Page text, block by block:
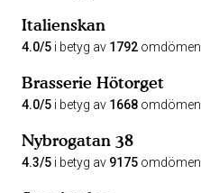
Italienskan
4.0/5 i betyg av 1792 omdömen
Brasserie Hötorget
4.0/5 i betyg av 1668 omdömen
Nybrogatan 38
4.3/5 i betyg av 9175 omdömen